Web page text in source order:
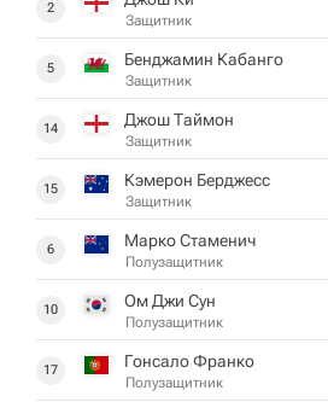
2
Защитник
5 Бенджамин Кабанго
Защитник
14 Джош Таймон
Защитник
15 Кэмерон Берджесс
Защитник
6 Марко Стаменич
Полузащитник
10 Ом Джи Сун
Полузащитник
17 Гонсало Франко
Полузащитник